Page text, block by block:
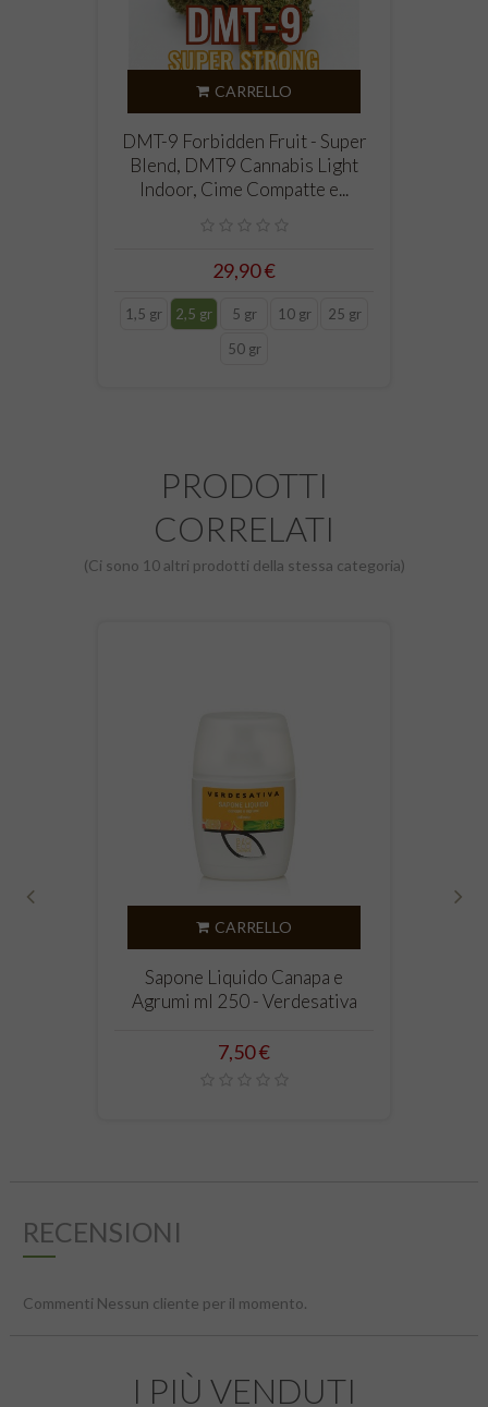
CARRELLO
DMT-9 Forbidden Fruit - Super
Blend, DMT9 Cannabis Light
Indoor, Cime Compatte e...
29,90 €
1,5 gr 2,5 gr 5 gr 10 gr
25 gr
50 gr
PRODOTTI
CORRELATI
(Ci sono 10 altri prodotti della stessa categoria)
CARRELLO
Sapone Liquido Canapa e
Agrumi ml 250 - Verdesativa
Prezzo
7,50 €
RECENSIONI
Commenti Nessun cliente per il momento.
I PIÙ VENDUTI